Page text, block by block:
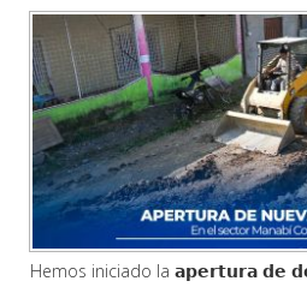
Hemos iniciado la 𝗮𝗽𝗲𝗿𝘁𝘂𝗿𝗮 𝗱𝗲